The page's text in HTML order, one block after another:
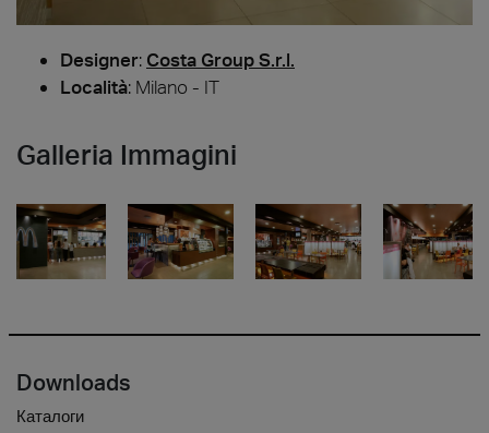
Designer: Costa Group S.r.l.
Località: Milano - IT
Galleria Immagini
Downloads
Каталоги